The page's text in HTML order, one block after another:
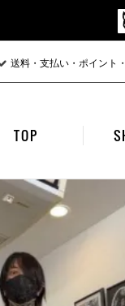
送料・支払い・ポイント
TOP